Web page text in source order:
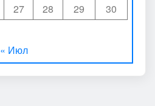
27 28 29
30
« Июл